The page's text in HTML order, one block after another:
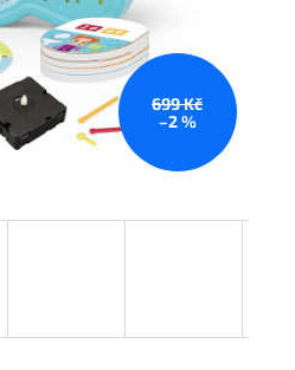
699 Kč
–2 %